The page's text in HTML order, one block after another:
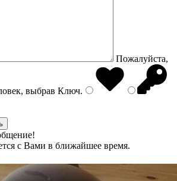
Пожалуйста,
выбрав Ключ.
с Вами в ближайшее время.